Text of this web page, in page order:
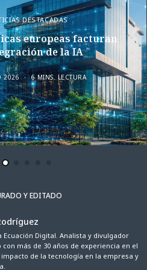
DESTACADAS
europeas facturan
de la IA
2026 6 MINS. LECTURA
Y EDITADO
Ecuación Digital. Analista y divulgador
con más de 30 años de experiencia en el
de la tecnología en la empresa y